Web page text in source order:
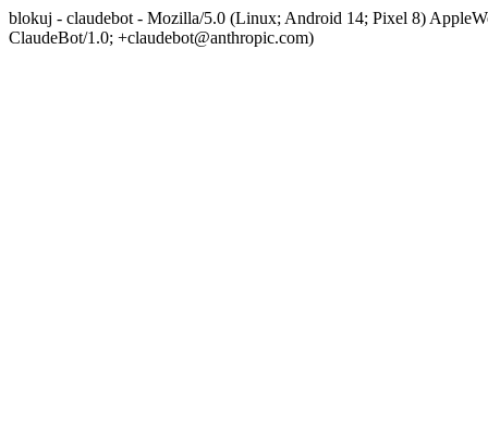
blokuj - claudebot - Mozilla/5.0 (Linux; Android 14; Pixel 8)
ClaudeBot/1.0; +claudebot@anthropic.com)